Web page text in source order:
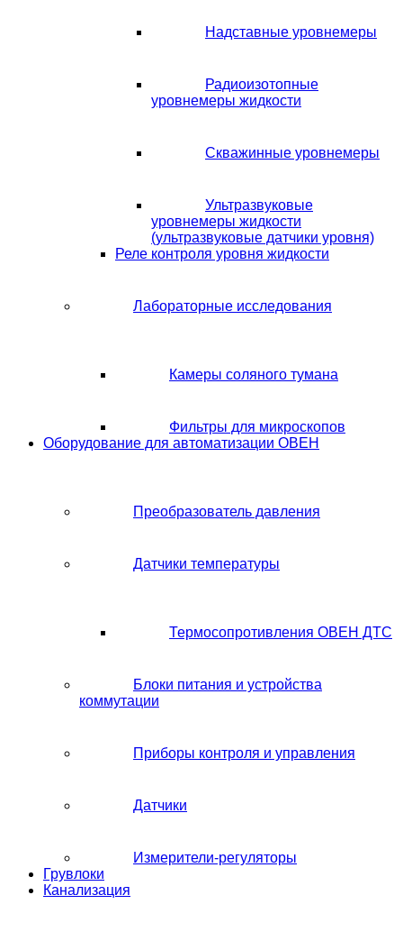
Надставные уровнемеры
Радиоизотопные
уровнемеры жидкости
Скважинные уровнемеры
Ультразвуковые
уровнемеры жидкости
(ультразвуковые датчики уровня)
Реле контроля уровня жидкости
Лабораторные исследования
Камеры соляного тумана
Фильтры для микроскопов
Оборудование для автоматизации ОВЕН
Преобразователь давления
Датчики температуры
Термосопротивления ОВЕН ДТС
Блоки питания и устройства
коммутации
Приборы контроля и управления
Датчики
Измерители-регуляторы
Грувлоки
Канализация